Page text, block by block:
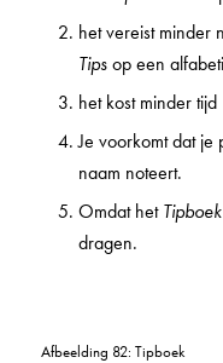
het vereist minder
Tipsop een
het kost minder tijd
Je voorkomt dat je
naam noteert.
Omdat hetTipboek
dragen.
Afbeelding 82: Tipboek